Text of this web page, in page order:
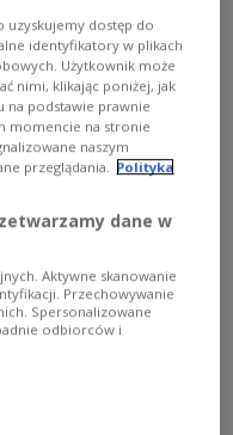
grupa
jako nową
zespołu na scenę
FILM
dostęp do
identyfikatory w plikach
Użytkownik może
nimi, klikając poniżej, jak
na podstawie prawnie
momencie na stronie
naszym
przeglądania. Polityka
dane w
Aktywne skanowanie
Przechowywanie
Spersonalizowane
odbiorców i